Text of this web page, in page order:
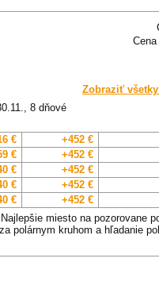
Zobraziť
8 dňové
€ +452 €
€ +452 €
€ +452 €
€ +452 €
€ +452 €
miesto na pozorovane
polárnym kruhom a hľadanie